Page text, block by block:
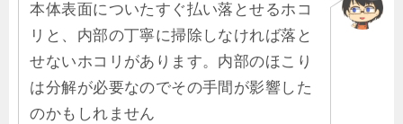
本体表面についたすぐ払い落とせるホコ
リと、内部の丁寧に掃除しなければ落と
せないホコリがあります。内部のほこり
は分解が必要なのでその手間が影響した
のかもしれません